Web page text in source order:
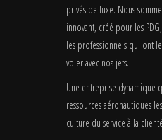
privés de luxe. Nous
innovant, créé pour les
les professionnels qui ont
voler avec nos jets.
Une entreprise dynamique
ressources aéronautiques
culture du service à la